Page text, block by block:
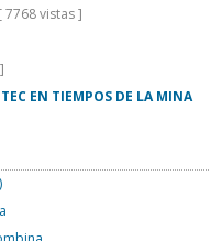
[ 7768 vistas ]
EN TIEMPOS DE LA MINA